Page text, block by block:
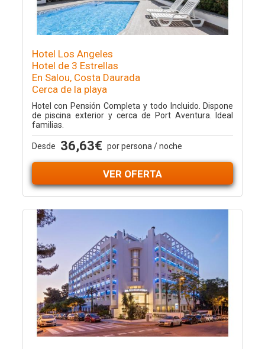
Hotel Los Angeles
Hotel de 3 Estrellas
En Salou, Costa Daurada
Cerca de la playa
Hotel con Pensión Completa y todo Incluido. Dispone
de piscina exterior y cerca de Port Aventura. Ideal
familias.
Desde 36,63€ por persona / noche
VER OFERTA